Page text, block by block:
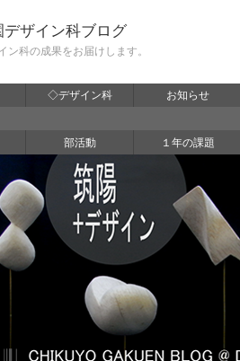
デザイン科ブログ
ン科の成果をお届けします。
◇デザイン科 お知らせ
部活動 １年の課題